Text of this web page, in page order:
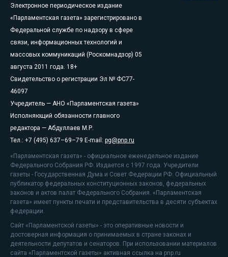
Электронное периодическое издание
«Парламентская газета» зарегистрировано в
Федеральной службе по надзору в сфере
связи, информационных технологий и
массовых коммуникаций (Роскомнадзор) 05
августа 2011 года. 18+
Свидетельство о регистрации Эл № ФС77-
46097
Учредитель — АНО «Парламентская газета»
Исполняющий обязанности главного
редактора — Абдуллаев М.Р.
Тел.: +7 (495) 637–69–79 E-mail: pg@pnp.ru
«Парламентская газета» - официальное еженедельное издание
Федерального Собрания РФ. Издается с 1997 года. Учредители
газеты - Государственная Дума и Совет Федерации РФ. Официальный
публикатор федеральных конституционных законов, федеральных
законов и актов палат Федерального Собрания. «Парламентская
газета» имеет пункты печати и представительства в десяти субъектах
федерации.
Сайт «Парламентской газеты» - это оперативные новости и
достоверная информация о принимаемых в стране законах и
деятельности депутатов и сенаторов. При использовании материалов
сайта «Парламентской газеты» активная ссылка на pnp.ru